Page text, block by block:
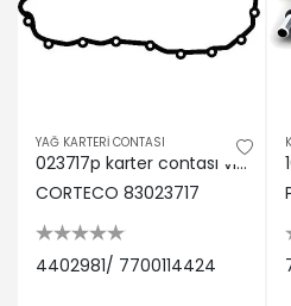
YAĞ KARTERİ CONTASI
023717p karter contası vıvaro 1.9 dtıı-kng 1.9 dtı-lgn ı-ıı-ııı 1.8-2.0-1.9 dtı-mgn-trafıc 4402981/ 7700114424
CORTECO 83023717
4402981/ 7700114424